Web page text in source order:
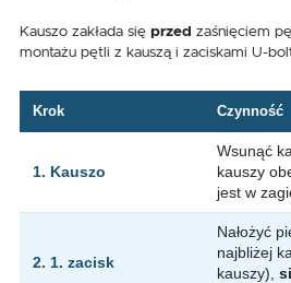
Kauszo zakłada się przed zaśnięciem
montażu pętli z kauszą i zaciskami U-
Krok Czynność
1. Kauszo
Wsunąć
kauszy
jest w
2. 1. zacisk
Nałożyć
najbliżej
kauszy),